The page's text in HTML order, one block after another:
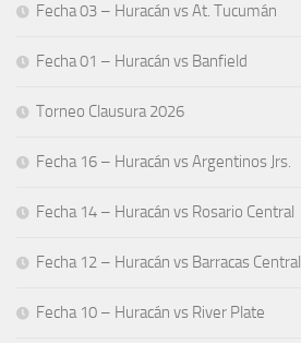
Fecha 03 – Huracán vs At. Tucumán
Fecha 01 – Huracán vs Banfield
Torneo Clausura 2026
Fecha 16 – Huracán vs Argentinos Jrs.
Fecha 14 – Huracán vs Rosario Central
Fecha 12 – Huracán vs Barracas Central
Fecha 10 – Huracán vs River Plate